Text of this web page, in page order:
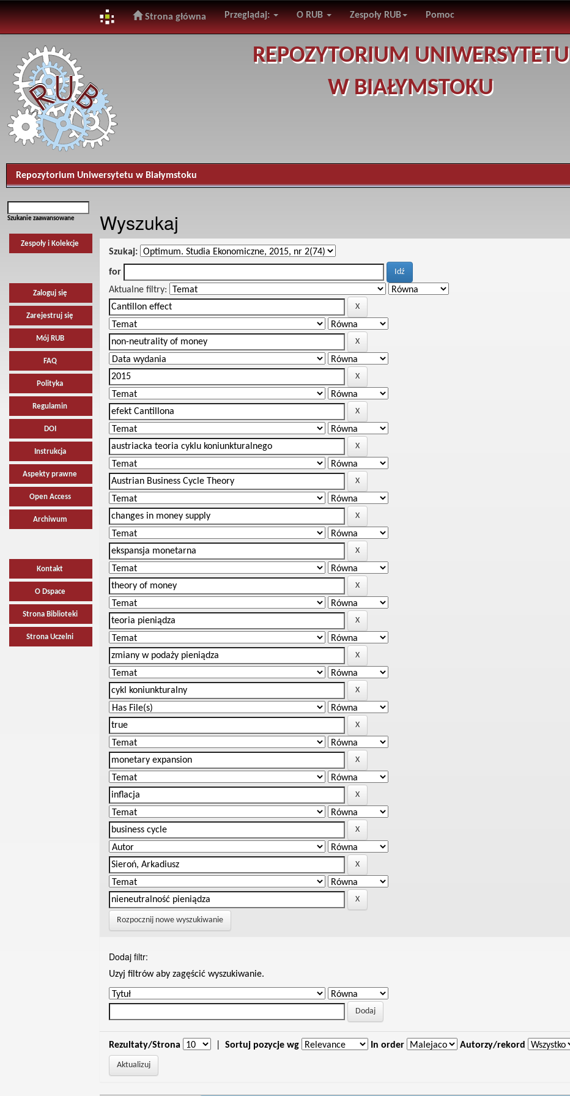
navigation
Strona główna Przeglądaj: O RUB Zespoły RUB Pomoc
REPOZYTORIUM UNIWERSYTETU
W BIAŁYMSTOKU
Repozytorium Uniwersytetu w Białymstoku
Szukanie zaawansowane
Zespoły i Kolekcje
Zaloguj się
Zarejestruj się
Mój RUB
FAQ
Polityka
Regulamin
DOI
Instrukcja
Aspekty prawne
Open Access
Archiwum
Kontakt
O Dspace
Strona Biblioteki
Strona Uczelni
Wyszukaj
Szukaj:
for
Aktualne filtry:
Rozpocznij nowe wyszukiwanie
Dodaj filtr:
Uzyj filtrów aby zagęścić wyszukiwanie.
Rezultaty/Strona Sortuj pozycje wg In order Autorzy/rekord